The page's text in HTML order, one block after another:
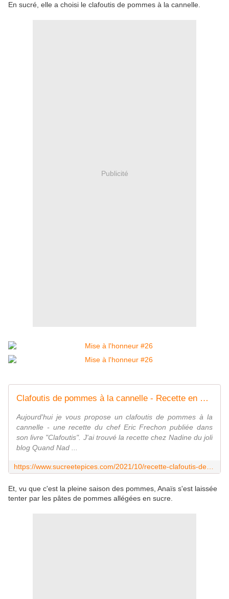
En sucré, elle a choisi le clafoutis de pommes à la cannelle.
Publicité
Clafoutis de pommes à la cannelle - Recette en vidéo - www.sucreetepices.com
Aujourd'hui je vous propose un clafoutis de pommes à la
cannelle - une recette du chef Eric Frechon publiée dans
son livre "Clafoutis". J'ai trouvé la recette chez Nadine du joli
blog Quand Nad ...
Et, vu que c'est la pleine saison des pommes, Anaïs s'est laissée
tenter par les pâtes de pommes allégées en sucre.